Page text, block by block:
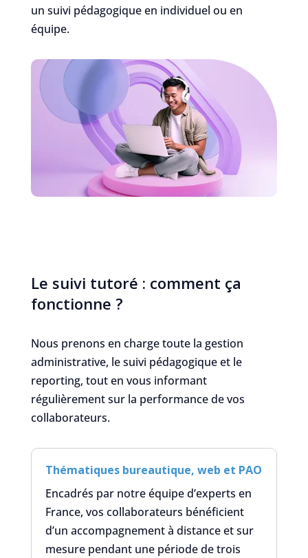
un suivi pédagogique en individuel ou en
équipe.
Le suivi tutoré : comment ça
fonctionne ?
Nous prenons en charge toute la gestion
administrative, le suivi pédagogique et le
reporting, tout en vous informant
régulièrement sur la performance de vos
collaborateurs.
Thématiques bureautique, web et PAO
Encadrés par notre équipe d’experts en
France, vos collaborateurs bénéficient
d’un accompagnement à distance et sur
mesure pendant une période de trois